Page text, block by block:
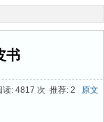
书
读: 4817 次 推荐: 2 原文